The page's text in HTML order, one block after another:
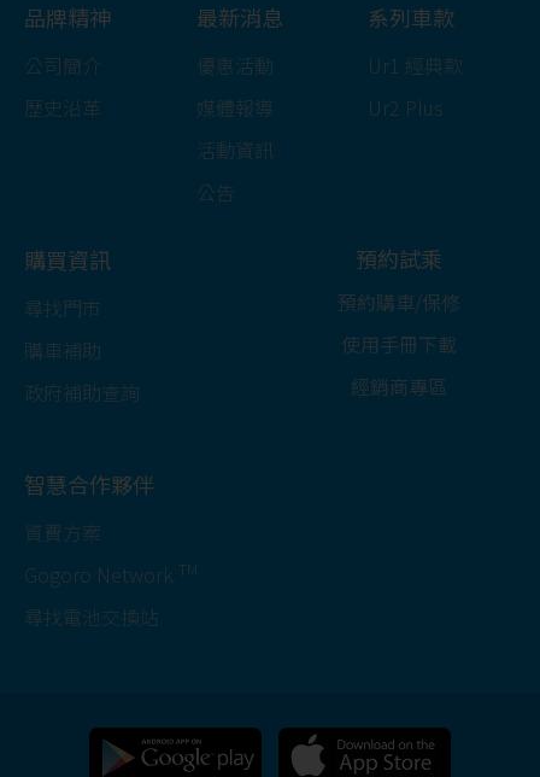
品牌精神
公司簡介
歷史沿革
最新消息
優惠活動
媒體報導
活動資訊
公告
系列車款
Ur1 經典款
Ur2 Plus
購買資訊
尋找門市
購車補助
政府補助查詢
預約試乘
預約購車/保修
使用手冊下載
經銷商專區
智慧合作夥伴
資費方案
Gogoro Network TM
尋找電池交換站